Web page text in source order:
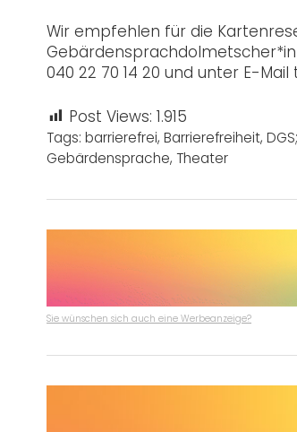
Wir empfehlen für die
040 22 70 14 20 und unter E-
Post Views: 1.915
Tags: barrierefrei, Barrierefreiheit,
Gebärdensprache, Theater
Sie wünschen sich auch eine Werbeanzeige?